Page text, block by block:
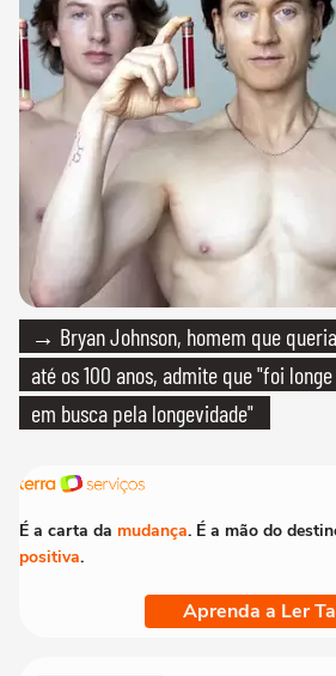
→ Bryan Johnson, homem que
até os 100 anos, admite que "foi longe
em busca pela longevidade"
É a carta da mudança. É a mão do
positiva.
Aprenda a Ler